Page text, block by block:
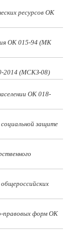
ресурсов ОК
ОК 015-94 (МК
2014 (МСКЗ-08)
ОК 018-
защите
правовых форм ОК